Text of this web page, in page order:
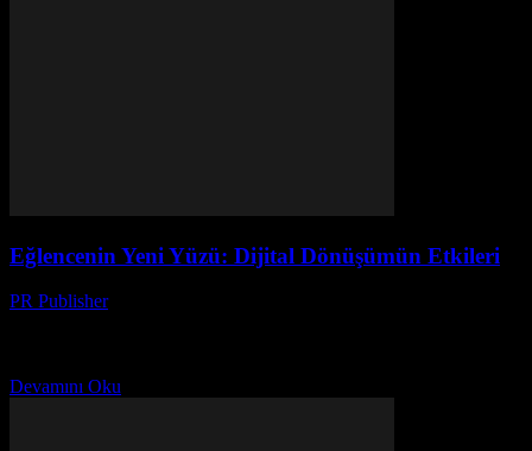
Eğlencenin Yeni Yüzü: Dijital Dönüşümün Etkileri
PR Publisher-
Devamını Oku